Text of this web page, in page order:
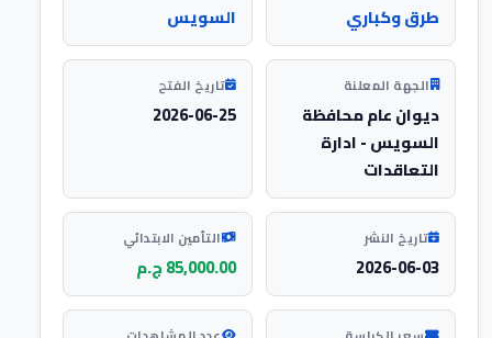
طرق وكباري السويس
الجهة المعلنة
ديوان عام محافظة
السويس - ادارة
التعاقدات
تاريخ الفتح
2026-06-25
تاريخ النشر
2026-06-03
التأمين الابتدائي
85,000.00 ج.م